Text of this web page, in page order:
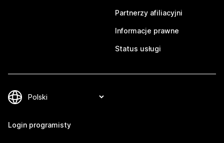
Partnerzy afiliacyjni
Informacje prawne
Status usługi
Login programisty